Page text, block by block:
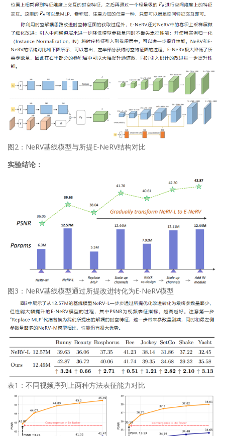
图2：NeRV基线模型与所提E-NeRV结构对比
实验结论：
图3：NeRV基线模型通过所提改进转化为E-NeRV模型
表1：不同视频序列上两种方法表征能力对比